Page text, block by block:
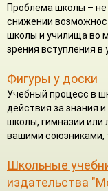
Проблема школы –
снижении
школы и училища во
зрения вступления в
Фигуры у доски
Учебный процесс в
действия за знания
школы, гимназии или
вашими союзниками,
Школьные
издательства